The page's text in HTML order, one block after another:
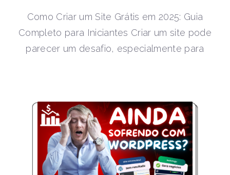
Como Criar um Site Grátis em 2025: Guia
Completo para Iniciantes Criar um site pode
parecer um desafio, especialmente para